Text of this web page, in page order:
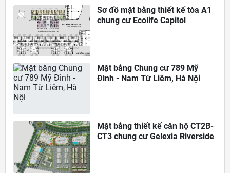
Sơ đồ mặt bằng thiết kế tòa A1
chung cư Ecolife Capitol
Mặt bằng Chung cư 789 Mỹ
Đình - Nam Từ Liêm, Hà Nội
Mặt bằng thiết kế căn hộ CT2B-
CT3 chung cư Gelexia Riverside